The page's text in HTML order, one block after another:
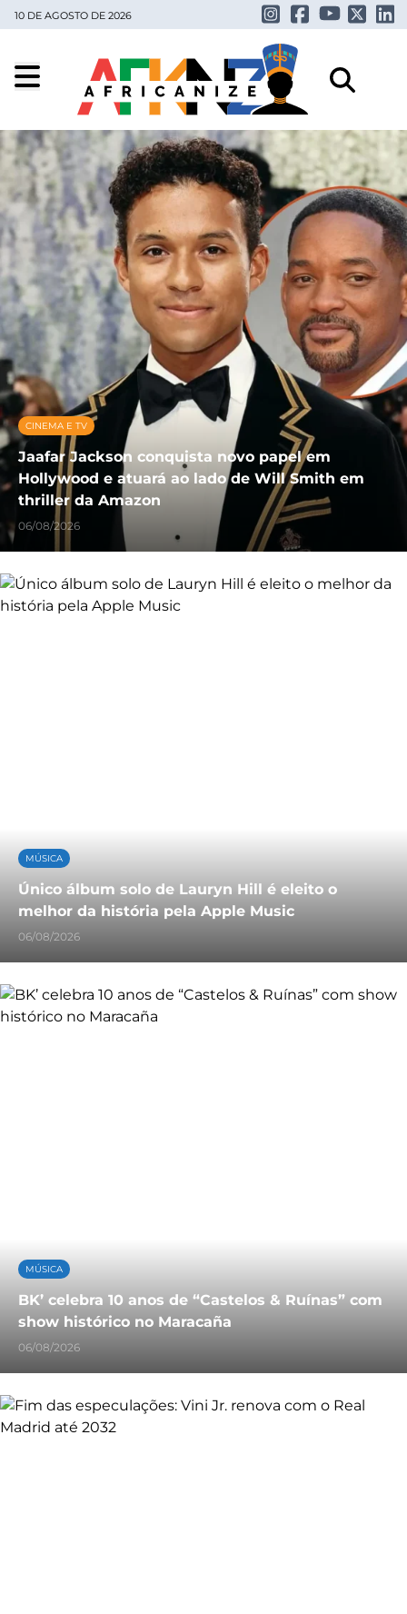
10 DE AGOSTO DE 2026
CINEMA E TV
Jaafar Jackson conquista novo papel em
Hollywood e atuará ao lado de Will Smith em
thriller da Amazon
06/08/2026
MÚSICA
Único álbum solo de Lauryn Hill é eleito o
melhor da história pela Apple Music
06/08/2026
MÚSICA
BK’ celebra 10 anos de “Castelos & Ruínas” com
show histórico no Maracaña
06/08/2026